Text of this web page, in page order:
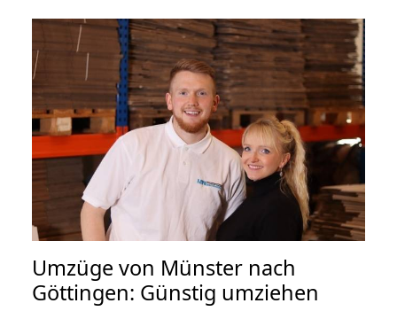
Umzüge von Münster nach
Göttingen: Günstig umziehen